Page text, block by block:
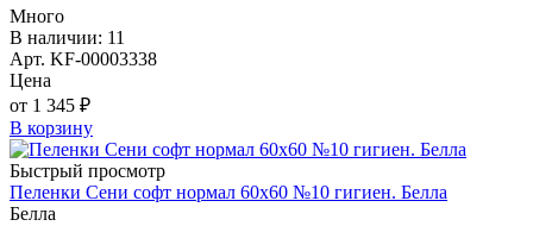
Много
В наличии: 11
Арт. KF-00003338
Цена
от 1 345 ₽
В корзину
Быстрый просмотр
Пеленки Сени софт нормал 60х60 №10 гигиен. Белла
Белла